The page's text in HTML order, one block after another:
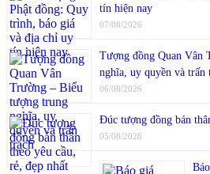
tín hiện nay
07/08/2026
Tượng đồng Quan Vân
nghĩa, uy quyền và trấn
06/08/2026
Đúc tượng đồng bán
05/08/2026